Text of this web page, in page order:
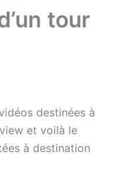
tour
destinées à
et voilà le
à destination